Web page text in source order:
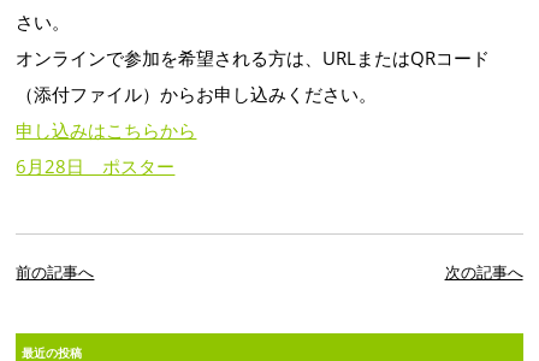
さい。
オンラインで参加を希望される方は、URLまたはQRコード
（添付ファイル）からお申し込みください。
申し込みはこちらから
6月28日 ポスター
前の記事へ 次の記事へ
最近の投稿